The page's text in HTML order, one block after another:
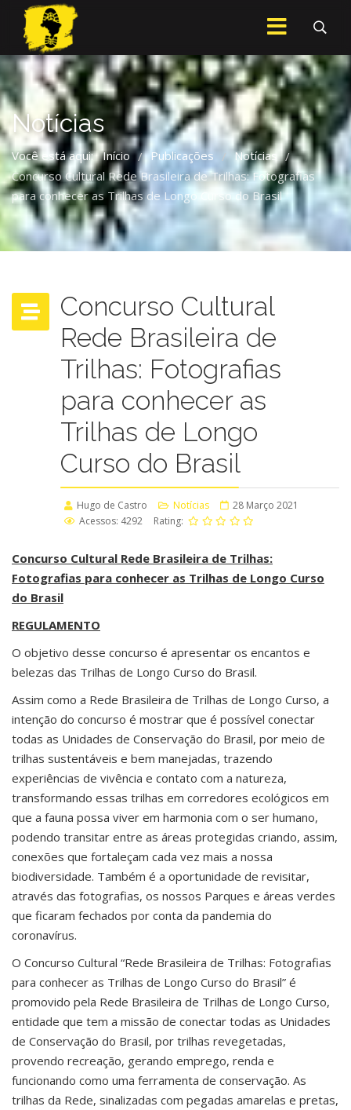
Notícias
Você está aqui: Início / Publicações / Notícias /
Concurso Cultural Rede Brasileira de Trilhas: Fotografias
para conhecer as Trilhas de Longo Curso do Brasil
Concurso Cultural
Rede Brasileira de
Trilhas: Fotografias
para conhecer as
Trilhas de Longo
Curso do Brasil
Hugo de Castro Notícias
28 Março 2021
Acessos: 4292
Rating:
Concurso Cultural Rede Brasileira de Trilhas:
Fotografias para conhecer as Trilhas de Longo Curso
do Brasil
REGULAMENTO
O objetivo desse concurso é apresentar os encantos e
belezas das Trilhas de Longo Curso do Brasil.
Assim como a Rede Brasileira de Trilhas de Longo Curso, a
intenção do concurso é mostrar que é possível conectar
todas as Unidades de Conservação do Brasil, por meio de
trilhas sustentáveis e bem manejadas, trazendo
experiências de vivência e contato com a natureza,
transformando essas trilhas em corredores ecológicos em
que a fauna possa viver em harmonia com o ser humano,
podendo transitar entre as áreas protegidas criando, assim,
conexões que fortaleçam cada vez mais a nossa
biodiversidade. Também é a oportunidade de revisitar,
através das fotografias, os nossos Parques e áreas verdes
que ficaram fechados por conta da pandemia do
coronavírus.
O Concurso Cultural “Rede Brasileira de Trilhas: Fotografias
para conhecer as Trilhas de Longo Curso do Brasil” é
promovido pela Rede Brasileira de Trilhas de Longo Curso,
entidade que tem a missão de conectar todas as Unidades
de Conservação do Brasil, por trilhas revegetadas,
provendo recreação, gerando emprego, renda e
funcionando como uma ferramenta de conservação. As
trilhas da Rede, sinalizadas com pegadas amarelas e pretas,